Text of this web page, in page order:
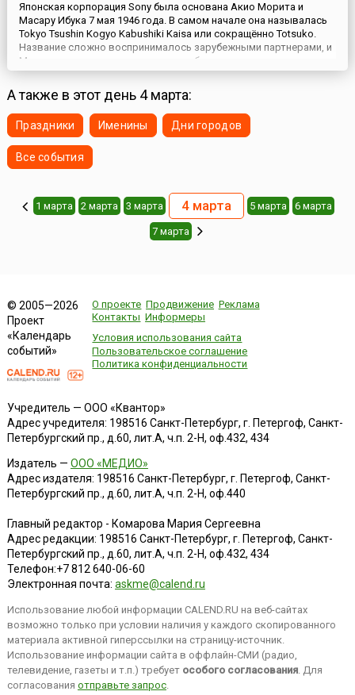
Японская корпорация Sony была основана Акио Морита и
Масару Ибука 7 мая 1946 года. В самом начале она называлась
Tokyo Tsushin Kogyo Kabushiki Kaisa или сокращённо Totsuko.
Название сложно воспринималось зарубежными партнерами, и
Морита нашел другое, которого не было ни в одном языке
мира, Sony. По другой версии, современное название Sony
произошло от латинского слова «звук» (соннус). Морита в...
А также в этот день 4 марта:
Праздники Именины Дни городов
Все события
1 марта 2 марта 3 марта 4 марта 5 марта 6 марта
7 марта
© 2005—2026
Проект
«Календарь
событий»
О проекте Продвижение Реклама
Контакты Информеры
Условия использования сайта
Пользовательское соглашение
Политика конфиденциальности
Учредитель — ООО «Квантор»
Адрес учредителя: 198516 Санкт-Петербург, г. Петергоф, Санкт-
Петербургский пр., д.60, лит.А, ч.п. 2-Н, оф.432, 434
Издатель — ООО «МЕДИО»
Адрес издателя: 198516 Санкт-Петербург, г. Петергоф, Санкт-
Петербургский пр., д.60, лит.А, ч.п. 2-Н, оф.440
Главный редактор - Комарова Мария Сергеевна
Адрес редакции: 198516 Санкт-Петербург, г. Петергоф, Санкт-
Петербургский пр., д.60, лит.А, ч.п. 2-Н, оф.432, 434
Телефон:+7 812 640-06-60
Электронная почта: askme@calend.ru
Использование любой информации CALEND.RU на веб-сайтах
возможно только при условии наличия у каждого скопированного
материала активной гиперссылки на страницу-источник.
Использование информации сайта в оффлайн-СМИ (радио,
телевидение, газеты и т.п.) требует особого согласования. Для
согласования отправьте запрос.